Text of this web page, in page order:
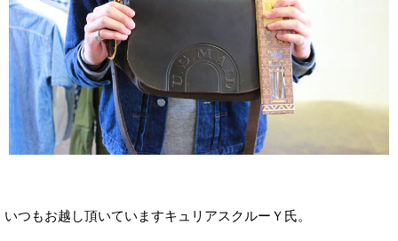
いつもお越し頂いていますキュリアスクルーＹ氏。